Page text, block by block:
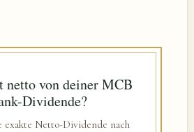
netto von deiner MCB
Dividende?
exakte Netto-Dividende nach